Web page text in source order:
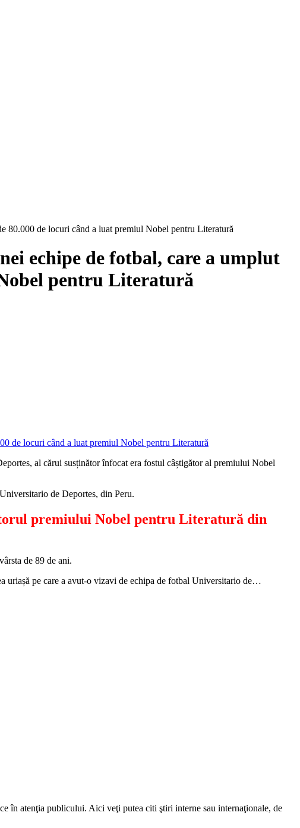
80.000 de locuri când a luat premiul Nobel pentru Literatură
echipe de fotbal, care a umplut
pentru Literatură
al cărui susținător înfocat era fostul câștigător al premiului Nobel
de Deportes, din Peru.
premiului Nobel pentru Literatură din
de 89 de ani.
uriașă pe care a avut-o vizavi de echipa de fotbal Universitario de…
în atenţia publicului. Aici veţi putea citi ştiri interne sau internaţionale, de